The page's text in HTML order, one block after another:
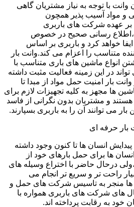
وانت با توجه به نیاز مشتریان گاهی
و مواد آسیب پذیر همچون
بر عهده شرکت های باربری
رسانی صحیح در خصوص
خواهد کرد و باربری بر اساس
متناسب را اعزام می کند.وانت بار
انواع ماشین های باری متناسب با
در این زمینه فعالیت مثبت داشته
بار امنیت حمل مواد از مبدا تا
ها مجهز به کلیه تجهیزات لازم برای
هستند و مشتریان بدون نگرانی از فاسد
می توانند آن را به باربری بسپارند.
حرفه ای
انسان ها تا کنون وجود داشته
ها برای حمل بارهای خود از
درحال حاضر با اختراع وسیله های
راحت تر و سریع تر انجام می
ها منجر به تاسیس شرکت های حمل و
شرکت های باربری همواره با
خود به رقابت پرداخته اند.